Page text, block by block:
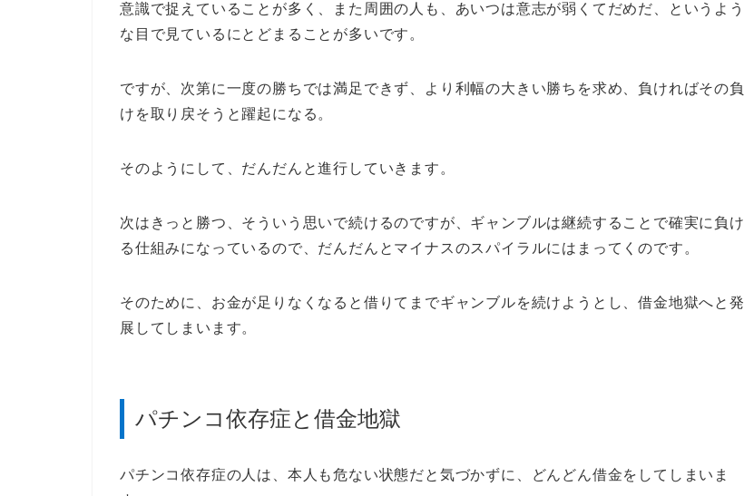
意識で捉えていることが多く、また周囲の人も、あいつは意志が弱くてだめだ、というよう
な目で見ているにとどまることが多いです。
ですが、次第に一度の勝ちでは満足できず、より利幅の大きい勝ちを求め、負ければその負
けを取り戻そうと躍起になる。
そのようにして、だんだんと進行していきます。
次はきっと勝つ、そういう思いで続けるのですが、ギャンブルは継続することで確実に負け
る仕組みになっているので、だんだんとマイナスのスパイラルにはまってくのです。
そのために、お金が足りなくなると借りてまでギャンブルを続けようとし、借金地獄へと発
展してしまいます。
パチンコ依存症と借金地獄
パチンコ依存症の人は、本人も危ない状態だと気づかずに、どんどん借金をしてしまいま